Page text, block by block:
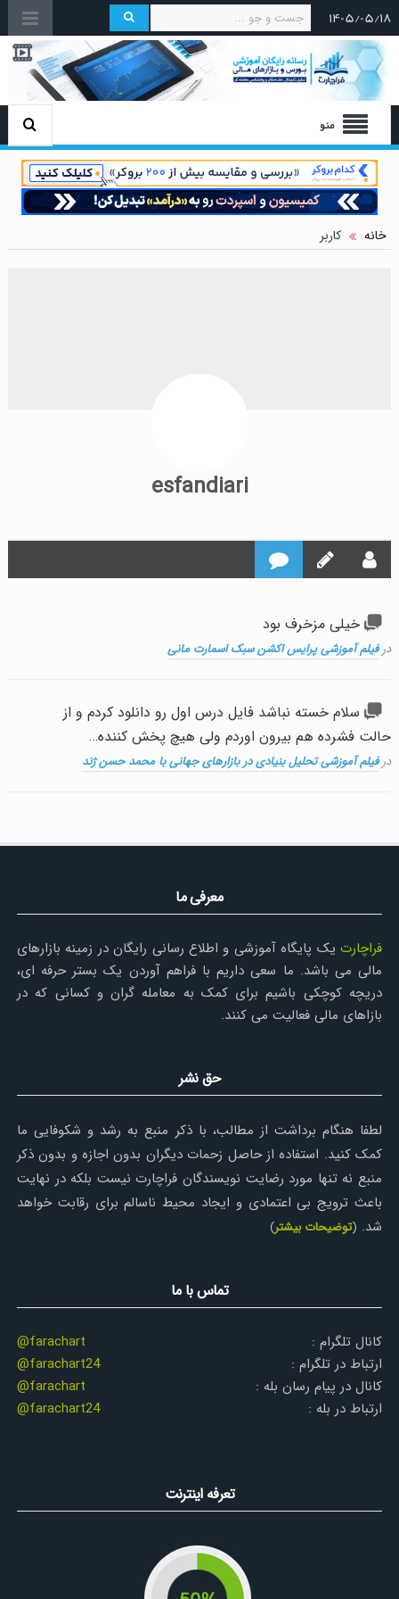
۱۴۰۵/۰۵/۱۸
منو
خانه کاربر
esfandiari
خیلی مزخرف بود
درفیلم آموزشی پرایس اکشن سبک اسمارت مانی
سلام خسته نباشد فایل درس اول رو دانلود کردم و از
حالت فشرده هم بیرون اوردم ولی هیچ پخش کننده…
درفیلم آموزشی تحلیل بنیادی در بازارهای جهانی با محمد حسن ژند
معرفی ما
فراچارتیک پایگاه آموزشی و اطلاع رسانی رایگان در زمینه بازارهای
مالی می باشد. ما سعی داریم با فراهم آوردن یک بستر حرفه ای،
دریچه کوچکی باشیم برای کمک به معامله گران و کسانی که در
بازاهای مالی فعالیت می کنند.
حق نشر
لطفا هنگام برداشت از مطالب، با ذکر منبع به رشد و شکوفایی ما
کمک کنید. استفاده از حاصل زحمات دیگران بدون اجازه و بدون ذکر
منبع نه تنها مورد رضایت نویسندگان فراچارت نیست بلکه در نهایت
باعث ترویج بی اعتمادی و ایجاد محیط ناسالم برای رقابت خواهد
شد. (توضیحات بیشتر)
تماس با ما
کانال تلگرام :
@farachart
ارتباط در تلگرام :
@farachart24
کانال در پیام رسان بله :
@farachart
ارتباط در بله :
@farachart24
تعرفه اینترنت